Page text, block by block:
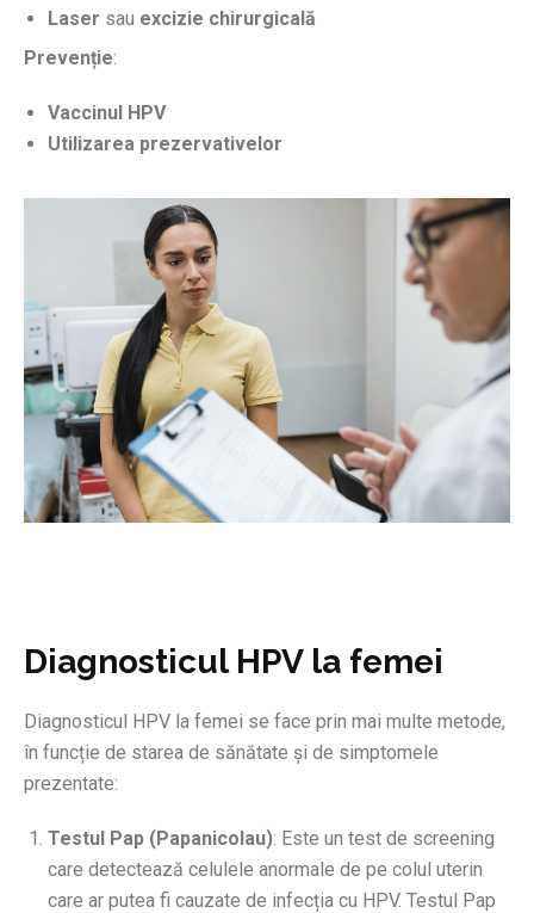
Laser sau excizie chirurgicală
Prevenție:
Vaccinul HPV
Utilizarea prezervativelor
Diagnosticul HPV la femei
Diagnosticul HPV la femei se face prin mai multe metode,
în funcție de starea de sănătate și de simptomele
prezentate:
Testul Pap (Papanicolau): Este un test de screening
care detectează celulele anormale de pe colul uterin
care ar putea fi cauzate de infecția cu HPV. Testul Pap